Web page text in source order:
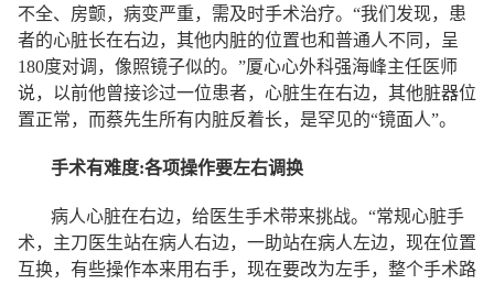
不全、房颤，病变严重，需及时手术治疗。“我们发现，患
者的心脏长在右边，其他内脏的位置也和普通人不同，呈
180度对调，像照镜子似的。”厦心心外科强海峰主任医师
说，以前他曾接诊过一位患者，心脏生在右边，其他脏器位
置正常，而蔡先生所有内脏反着长，是罕见的“镜面人”。
手术有难度:各项操作要左右调换
病人心脏在右边，给医生手术带来挑战。“常规心脏手
术，主刀医生站在病人右边，一助站在病人左边，现在位置
互换，有些操作本来用右手，现在要改为左手，整个手术路